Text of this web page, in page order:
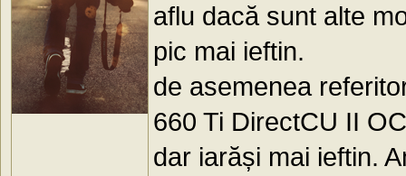
aflu dacă sunt alte
pic mai ieftin.
de asemenea
660 Ti DirectCU II
dar iarăși mai ieftin.